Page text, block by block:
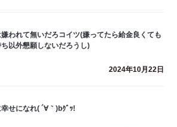
われて無いだろコイツ(嫌ってたら給金良くても
以外懇願しないだろうし)
2024年10月22日
せになれ( ´∀｀)bｸﾞｯ!